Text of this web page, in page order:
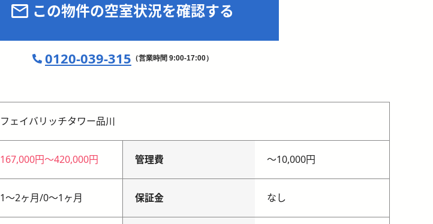
この物件の空室状況を確認する
0120-039-315 （営業時間 9:00-17:00）
フェイバリッチタワー品川
167,000円〜420,000円 管理費 〜10,000円
1〜2ヶ月/0〜1ヶ月 保証金 なし